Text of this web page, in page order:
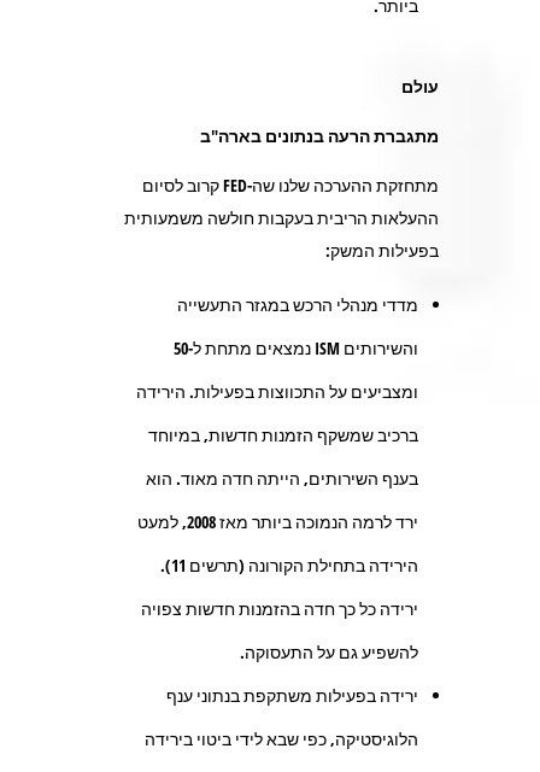
ביותר.
עולם
מתגברת הרעה בנתונים בארה"ב
מתחזקת ההערכה שלנו שה-FED קרוב לסיום
ההעלאות הריבית בעקבות חולשה משמעותית
בפעילות המשק:
מדדי מנהלי הרכש במגזר התעשייה
והשירותים ISM נמצאים מתחת ל-50
ומצביעים על התכווצות בפעילות. הירידה
ברכיב שמשקף הזמנות חדשות, במיוחד
בענף השירותים, הייתה חדה מאוד. הוא
ירד לרמה הנמוכה ביותר מאז 2008, למעט
הירידה בתחילת הקורונה (תרשים 11).
ירידה כל כך חדה בהזמנות חדשות צפויה
להשפיע גם על התעסוקה.
ירידה בפעילות משתקפת בנתוני ענף
הלוגיסטיקה, כפי שבא לידי ביטוי בירידה